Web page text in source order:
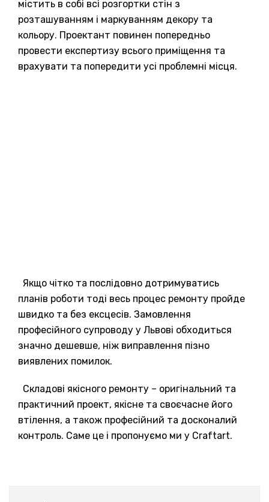
містить в собі всі розгортки стін з
розташуванням і маркуванням декору та
кольору. Проектант повинен попередньо
провести експертизу всього приміщення та
врахувати та попередити усі проблемні місця.
Якщо чітко та послідовно дотримуватись
планів роботи тоді весь процес ремонту пройде
швидко та без ексцесів. Замовлення
професійного супроводу у Львові обходиться
значно дешевше, ніж виправлення пізно
виявлених помилок.
Складові якісного ремонту – оригінальний та
практичний проект, якісне та своєчасне його
втілення, а також професійний та досконалий
контроль. Саме це і пропонуємо ми у Craftart.